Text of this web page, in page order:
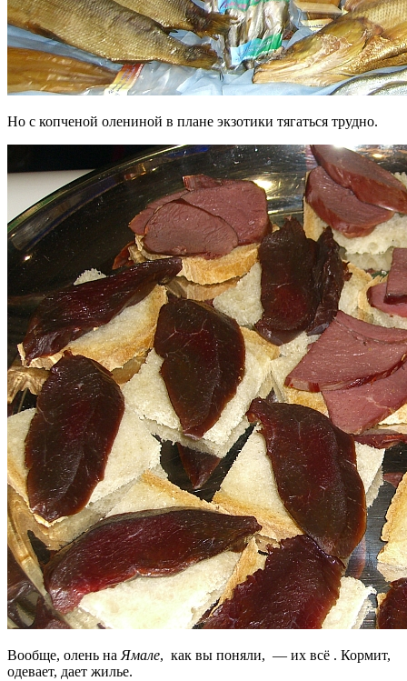
Но с копченой олениной в плане экзотики тягаться трудно.
Вообще, олень на Ямале, как вы поняли, — их всё . Кормит,
одевает, дает жилье.